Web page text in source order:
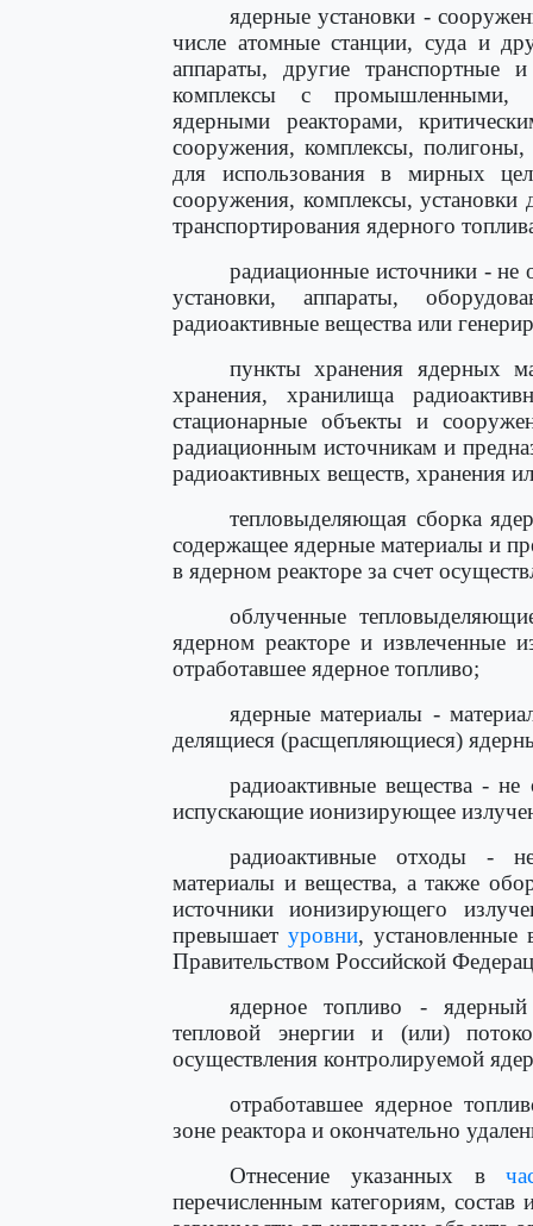
ядерные установки -
числе атомные станции, суда и
аппараты, другие транспортные
комплексы с промышленными,
ядерными реакторами,
сооружения, комплексы,
для использования в мирных
сооружения, комплексы, установки
транспортирования ядерного
радиационные источники - не
установки, аппараты,
радиоактивные вещества или
пункты хранения ядерных
хранения, хранилища
стационарные объекты и
радиационным источникам и
радиоактивных веществ, хранения
тепловыделяющая сборка
содержащее ядерные материалы и
в ядерном реакторе за счет
облученные
ядерном реакторе и извлеченные
отработавшее ядерное топливо;
ядерные материалы -
делящиеся (расщепляющиеся)
радиоактивные вещества -
испускающие ионизирующее
радиоактивные отходы -
материалы и вещества, а также
источники ионизирующего
превышаетуровни, установленные
Правительством Российской
ядерное топливо - ядерный
тепловой энергии и (или)
осуществления контролируемой
отработавшее ядерное
зоне реактора и окончательно
Отнесение указанных в
перечисленным категориям,